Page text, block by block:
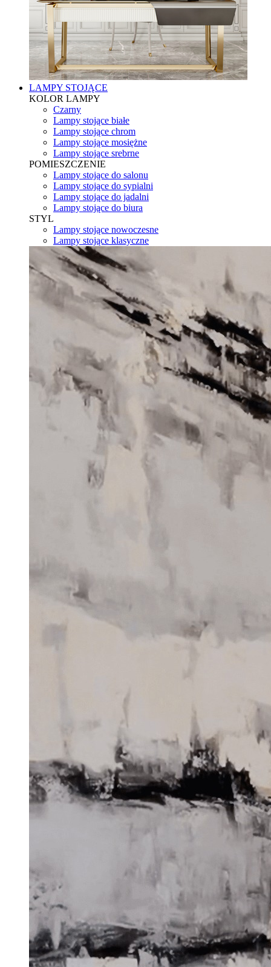
LAMPY STOJĄCE
KOLOR LAMPY
Czarny
Lampy stojące białe
Lampy stojące chrom
Lampy stojące mosiężne
Lampy stojące srebrne
POMIESZCZENIE
Lampy stojące do salonu
Lampy stojące do sypialni
Lampy stojące do jadalni
Lampy stojące do biura
STYL
Lampy stojące nowoczesne
Lampy stojące klasyczne